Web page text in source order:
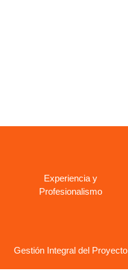
Experiencia y
Profesionalismo
Gestión Integral del Proyecto